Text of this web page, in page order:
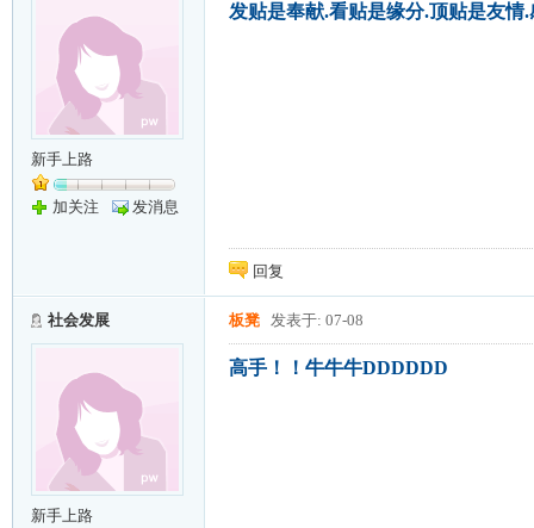
新手上路
加关注 发消息
发贴是奉献.看贴是缘分.顶贴是友情
回复
社会发展
新手上路
板凳 发表于: 07-08
高手！！牛牛牛DDDDDD